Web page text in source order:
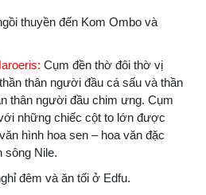
thuyền đến Kom Ombo và
Cụm đền thờ đôi thờ vị
thân người đầu cá sấu và thần
thân người đầu chim ưng. Cụm
những chiếc cột to lớn được
hình hoa sen – hoa văn đặc
sông Nile.
đêm và ăn tối ở Edfu.